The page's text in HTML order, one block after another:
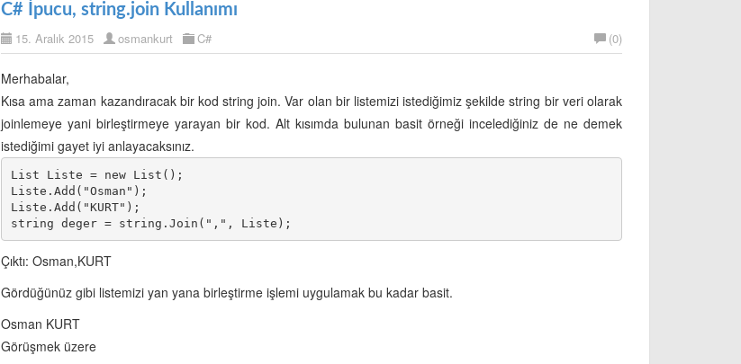
C# İpucu, string.join Kullanımı
15. Aralık 2015 osmankurt C# (0)
Merhabalar,
Kısa ama zaman kazandıracak bir kod string join. Var olan bir listemizi istediğimiz şekilde string bir veri olarak
joinlemeye yani birleştirmeye yarayan bir kod. Alt kısımda bulunan basit örneği incelediğiniz de ne demek
istediğimi gayet iyi anlayacaksınız.
List Liste = new List ();
Liste.Add("Osman");
Liste.Add("KURT");
Çıktı: Osman,KURT
Gördüğünüz gibi listemizi yan yana birleştirme işlemi uygulamak bu kadar basit.
Osman KURT
Görüşmek üzere